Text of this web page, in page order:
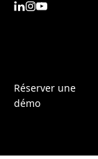
Réserver une
démo